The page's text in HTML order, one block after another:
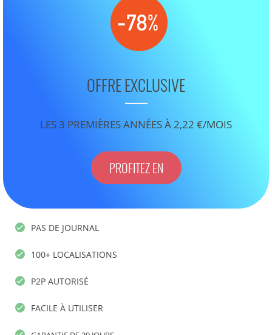
OFFRE EXCLUSIVE
LES 3 PREMIÈRES ANNÉES À 2,22 €/MOIS
PROFITEZ EN
PAS DE JOURNAL
100+ LOCALISATIONS
P2P AUTORISÉ
FACILE À UTILISER